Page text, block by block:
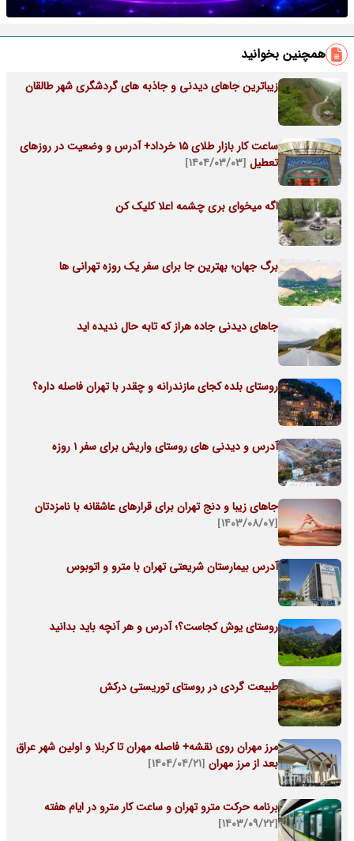
همچنین بخوانید
زیباترین جاهای دیدنی و جاذبه های گردشگری شهر طالقان
ساعت کار بازار طلای 15 خرداد+ آدرس و وضعیت در روزهای
تعطیل [۱۴۰۴/۰۳/۰۳]
اگه میخوای بری چشمه اعلا کلیک کن
برگ جهان؛ بهترین جا برای سفر یک روزه تهرانی ها
جاهای دیدنی جاده هراز که تابه حال ندیده اید
روستای بلده کجای مازندرانه و چقدر با تهران فاصله داره؟
آدرس و دیدنی های روستای واریش برای سفر 1 روزه
جاهای زیبا و دنج تهران برای قرارهای عاشقانه با نامزدتان
[۱۴۰۳/۰۸/۰۷]
آدرس بیمارستان شریعتی تهران با مترو و اتوبوس
روستای یوش کجاست؟؛ آدرس و هر آنچه باید بدانید
طبیعت گردی در روستای توریستی درکش
مرز مهران روی نقشه+ فاصله مهران تا کربلا و اولین شهر عراق
بعد از مرز مهران [۱۴۰۴/۰۴/۲۱]
برنامه حرکت مترو تهران و ساعت کار مترو در ایام هفته
[۱۴۰۳/۰۹/۲۲]